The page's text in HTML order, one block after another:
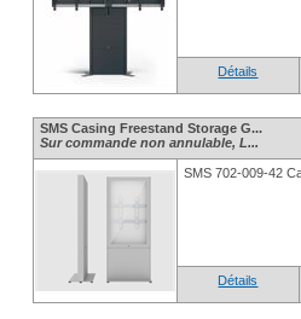
Détails
SMS Casing Freestand Storage G...
Sur commande non annulable, L...
SMS 702-009-42
Détails